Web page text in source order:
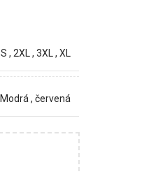
S , 2XL , 3XL , XL
Modrá , červená